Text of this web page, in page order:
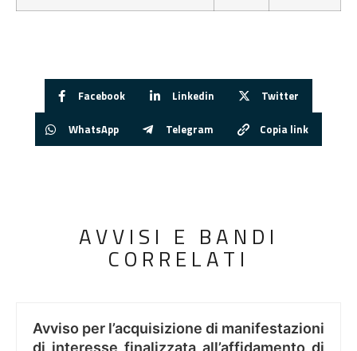
Facebook Linkedin Twitter
WhatsApp Telegram Copia link
AVVISI E BANDI
CORRELATI
Avviso per l’acquisizione di manifestazioni
di interesse finalizzata all’affidamento di